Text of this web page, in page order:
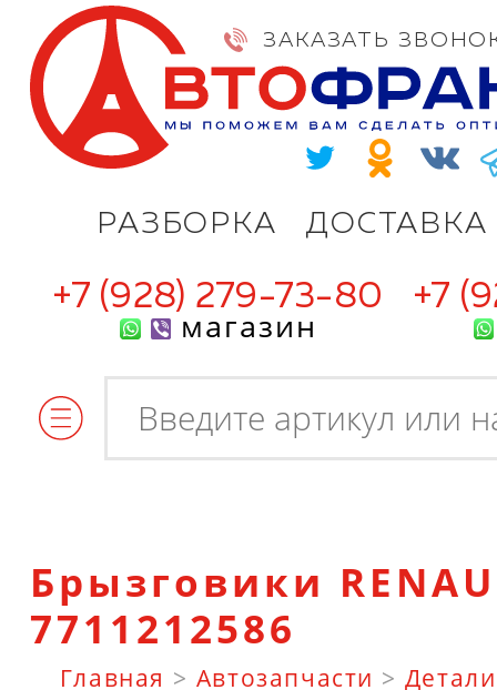
РАЗБОРКА ДОСТАВКА
ЗАКАЗАТЬ
+7 (928) 279-73-80
магазин
+7
Брызговики
7711212586
Главная > Автозапчасти >